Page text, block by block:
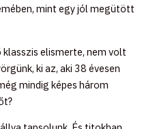
mint egy jól megütött
elismerte, nem volt
ki az, aki 38 évesen
mindig képes három